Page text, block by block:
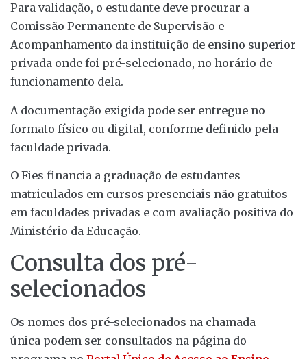
Para validação, o estudante deve procurar a
Comissão Permanente de Supervisão e
Acompanhamento da instituição de ensino superior
privada onde foi pré-selecionado, no horário de
funcionamento dela.
A documentação exigida pode ser entregue no
formato físico ou digital, conforme definido pela
faculdade privada.
O Fies financia a graduação de estudantes
matriculados em cursos presenciais não gratuitos
em faculdades privadas e com avaliação positiva do
Ministério da Educação.
Consulta dos pré-
selecionados
Os nomes dos pré-selecionados na chamada
única podem ser consultados na página do